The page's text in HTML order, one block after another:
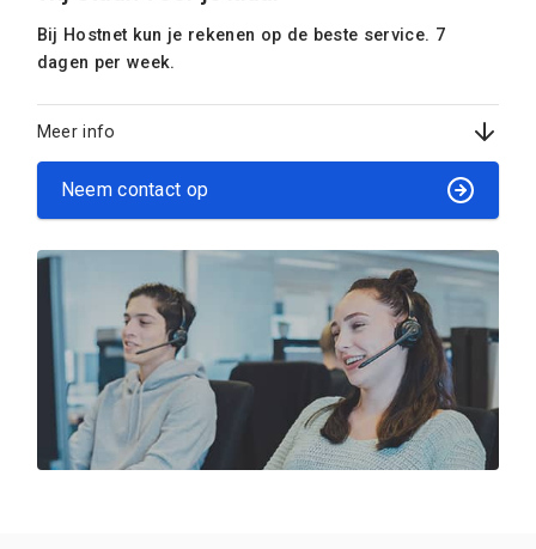
Bij Hostnet kun je rekenen op de beste service. 7
dagen per week.
Meer info
Neem contact op